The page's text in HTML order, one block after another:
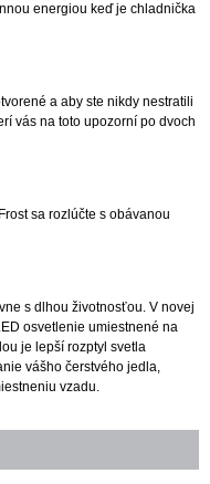
energiou keď je chladnička
a aby ste nikdy nestratili
vás na toto upozorní po dvoch
sa rozlúčte s obávanou
s dlhou životnosťou. V novej
osvetlenie umiestnené na
je lepší rozptyl svetla
vášho čerstvého jedla,
vzadu.